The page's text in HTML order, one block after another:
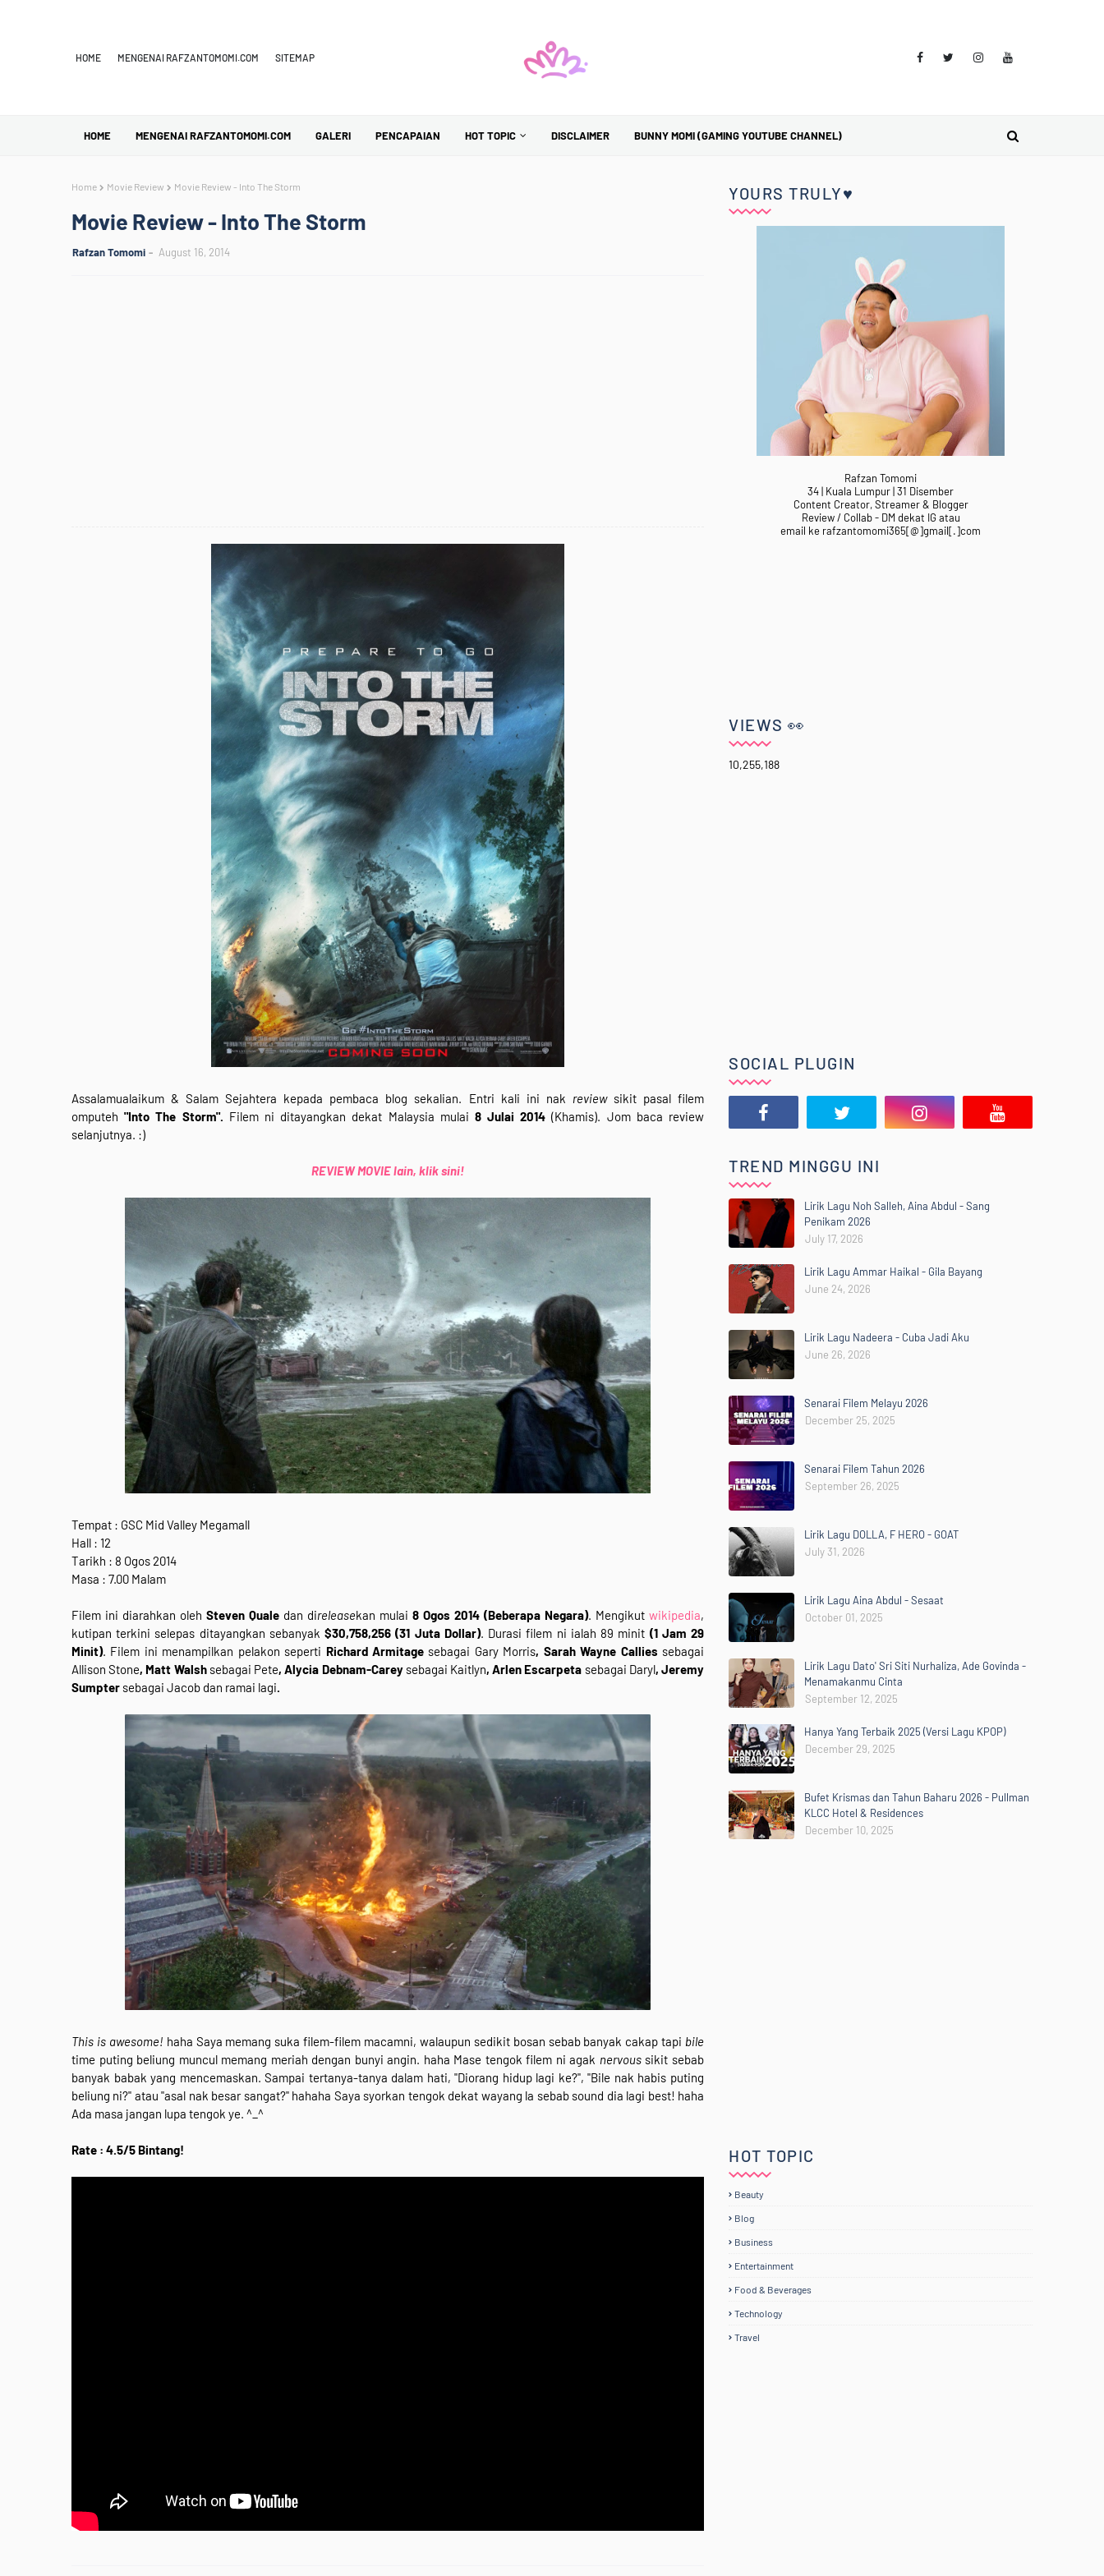
HOME MENGENAI RAFZANTOMOMI.COM SITEMAP
HOME MENGENAI RAFZANTOMOMI.COM GALERI PENCAPAIAN HOT TOPIC DISCLAIMER BUNNY MOMI (GAMING YOUTUBE CHANNEL)
Home Movie Review Movie Review - Into The Storm
Movie Review - Into The Storm
Rafzan Tomomi August 16, 2014
Assalamualaikum & Salam Sejahtera kepada pembaca blog sekalian. Entri kali ini nak reviewsikit pasal filem
omputeh"Into The Storm". Filem ni ditayangkan dekat Malaysia mulai 8 Julai 2014 (Khamis). Jom baca review
selanjutnya. :)
REVIEW MOVIE lain, klik sini!
Tempat : GSC Mid Valley Megamall
Hall : 12
Tarikh : 8 Ogos 2014
Masa : 7.00 Malam
Filem ini diarahkan oleh Steven Quale dan direleasekan mulai 8 Ogos 2014 (Beberapa Negara). Mengikut wikipedia,
kutipan terkini selepas ditayangkan sebanyak$30,758,256 (31 Juta Dollar). Durasi filem ni ialah 89 minit (1 Jam 29
Minit). Filem ini menampilkan pelakon seperti Richard Armitage sebagai Gary Morris, Sarah Wayne Callies sebagai
Allison Stone, Matt Walsh sebagai Pete, Alycia Debnam-Careysebagai Kaitlyn, Arlen Escarpeta sebagai Daryl, Jeremy
Sumpter sebagai Jacob dan ramai lagi.
This is awesome! haha Saya memang suka filem-filem macamni, walaupun sedikit bosan sebab banyak cakap tapi bile
time puting beliung muncul memang meriah dengan bunyi angin. haha Mase tengok filem ni agak nervoussikit sebab
banyak babak yang mencemaskan. Sampai tertanya-tanya dalam hati, "Diorang hidup lagi ke?", "Bile nak habis puting
beliung ni?" atau "asal nak besar sangat?" hahaha Saya syorkan tengok dekat wayang la sebab sound dia lagi best! haha
Ada masa jangan lupa tengok ye. ^_^
Rate : 4.5/5 Bintang!
YOURS TRULY♥
Rafzan Tomomi
34 | Kuala Lumpur | 31 Disember
Content Creator, Streamer & Blogger
Review / Collab - DM dekat IG atau
email ke rafzantomomi365[@]gmail[.]com
VIEWS 👀
10,255,188
SOCIAL PLUGIN
TREND MINGGU INI
Lirik Lagu Noh Salleh, Aina Abdul - Sang
Penikam 2026
July 17, 2026
Lirik Lagu Ammar Haikal - Gila Bayang
June 24, 2026
Lirik Lagu Nadeera - Cuba Jadi Aku
June 26, 2026
Senarai Filem Melayu 2026
December 25, 2025
Senarai Filem Tahun 2026
September 26, 2025
Lirik Lagu DOLLA, F HERO - GOAT
July 31, 2026
Lirik Lagu Aina Abdul - Sesaat
October 01, 2025
Lirik Lagu Dato' Sri Siti Nurhaliza, Ade Govinda -
Menamakanmu Cinta
September 12, 2025
Hanya Yang Terbaik 2025 (Versi Lagu KPOP)
December 29, 2025
Bufet Krismas dan Tahun Baharu 2026 - Pullman
KLCC Hotel & Residences
December 10, 2025
HOT TOPIC
Beauty
Blog
Business
Entertainment
Food & Beverages
Technology
Travel